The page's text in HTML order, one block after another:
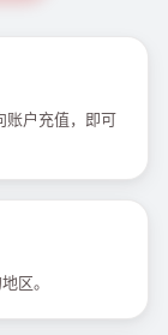
账户充值，即可
区。